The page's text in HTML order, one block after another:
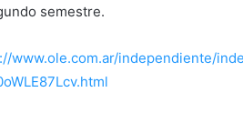
semestre.
www.ole.com.ar/independiente/